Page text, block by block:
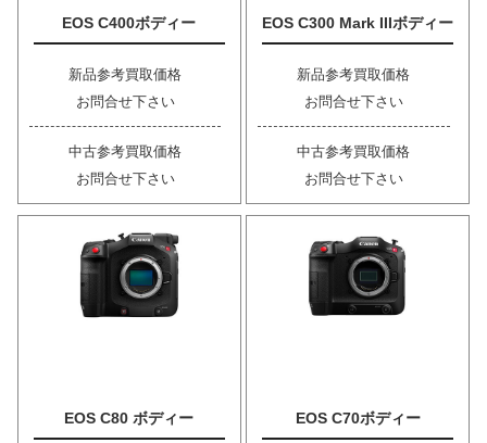
EOS C400ボディー
新品参考買取価格
お問合せ下さい
中古参考買取価格
お問合せ下さい
EOS C300 Mark IIIボディー
新品参考買取価格
お問合せ下さい
中古参考買取価格
お問合せ下さい
EOS C80 ボディー EOS C70ボディー